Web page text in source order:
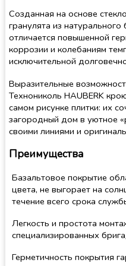
Созданная на основе
гранулята из
отличается повышенной
коррозии и колебаниям
исключительной
Выразительные
Технониколь HAUBERK
самом рисунке плитки: их
загородный дом в уютное
своими линиями и
Преимущества
Базальтовое покрытие
цвета, не выгорает на
течение всего срока
Легкость и простота
специализированных
Герметичность покрытия